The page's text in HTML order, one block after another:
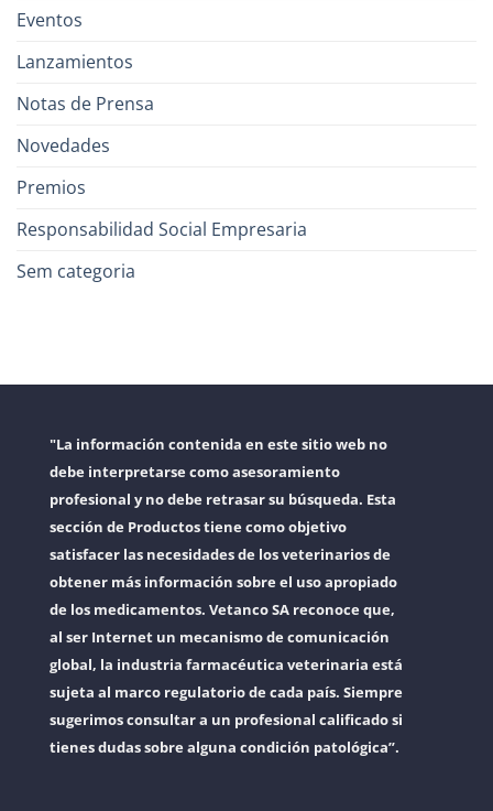
Eventos
Lanzamientos
Notas de Prensa
Novedades
Premios
Responsabilidad Social Empresaria
Sem categoria
"La información contenida en este sitio web no
debe interpretarse como asesoramiento
profesional y no debe retrasar su búsqueda. Esta
sección de Productos tiene como objetivo
satisfacer las necesidades de los veterinarios de
obtener más información sobre el uso apropiado
de los medicamentos. Vetanco SA reconoce que,
al ser Internet un mecanismo de comunicación
global, la industria farmacéutica veterinaria está
sujeta al marco regulatorio de cada país. Siempre
sugerimos consultar a un profesional calificado si
tienes dudas sobre alguna condición patológica”.